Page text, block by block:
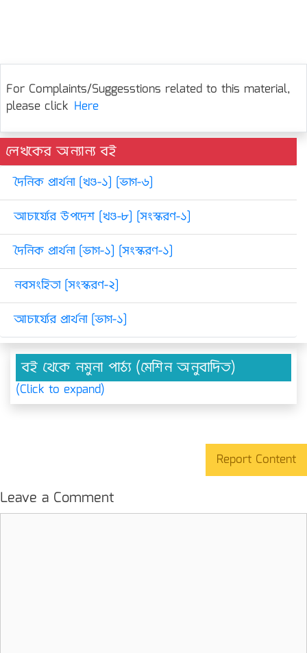
For Complaints/Suggesstions related to this material,
please click Here
লেখকের অন্যান্য বই
দৈনিক প্রার্থনা [খণ্ড-১] [ভাগ-৬]
আচার্য্যের উপদেশ [খণ্ড-৮] [সংস্করণ-১]
দৈনিক প্রার্থনা [ভাগ-১] [সংস্করণ-১]
নবসংহিতা [সংস্করণ-২]
আচার্য্যের প্রার্থনা [ভাগ-১]
বই থেকে নমুনা পাঠ্য (মেশিন অনুবাদিত)
(Click to expand)
Report Content
Leave a Comment